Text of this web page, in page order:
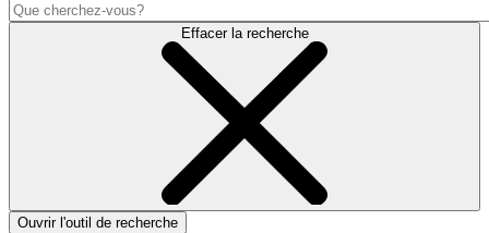
Effacer la recherche
Ouvrir l'outil de recherche